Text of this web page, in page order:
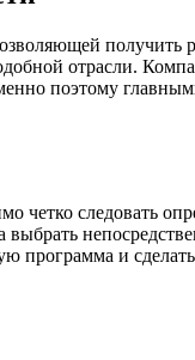
отрасли.
поэтому
следовать
программа и